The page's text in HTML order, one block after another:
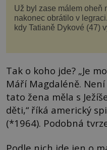
Už byl zase málem oheň
nakonec obrátilo v
kdy Tatianě Dykové (47)
kolega a kamarád. Lidé
Tak o koho jde? „Je
Máří Magdaléně.
tato žena měla s
děti,“ říká americký
(*1964). Podobná